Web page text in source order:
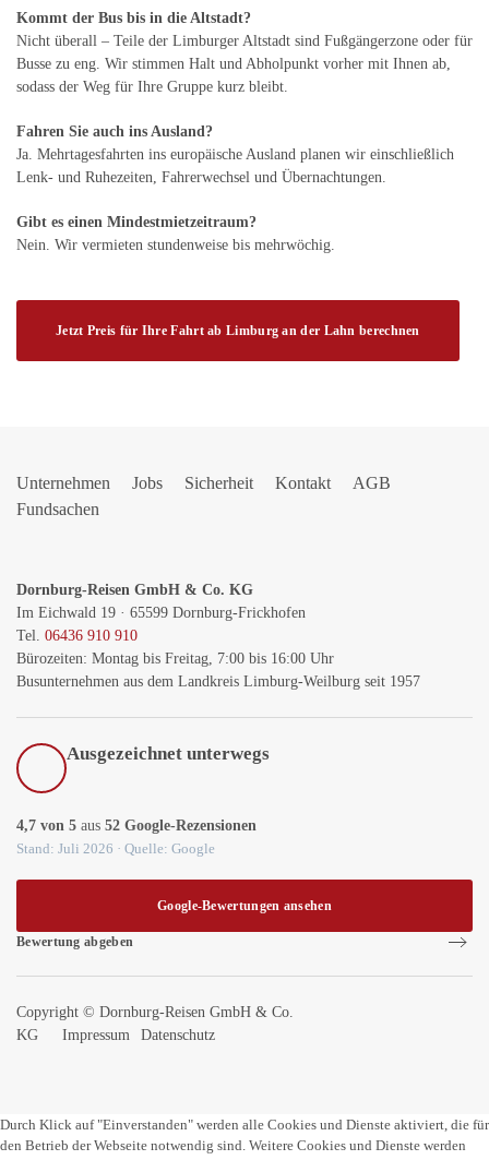
Kommt der Bus bis in die Altstadt?
Nicht überall – Teile der Limburger Altstadt sind Fußgängerzone oder für
Busse zu eng. Wir stimmen Halt und Abholpunkt vorher mit Ihnen ab,
sodass der Weg für Ihre Gruppe kurz bleibt.
Fahren Sie auch ins Ausland?
Ja. Mehrtagesfahrten ins europäische Ausland planen wir einschließlich
Lenk- und Ruhezeiten, Fahrerwechsel und Übernachtungen.
Gibt es einen Mindestmietzeitraum?
Nein. Wir vermieten stundenweise bis mehrwöchig.
Jetzt Preis für Ihre Fahrt ab Limburg an der Lahn berechnen
Unternehmen Jobs Sicherheit Kontakt
AGB
Fundsachen
Dornburg-Reisen GmbH & Co. KG
Im Eichwald 19 · 65599 Dornburg-Frickhofen
Tel. 06436 910 910
Bürozeiten: Montag bis Freitag, 7:00 bis 16:00 Uhr
Busunternehmen aus dem Landkreis Limburg-Weilburg seit 1957
Ausgezeichnet unterwegs
4,7 von 5 aus 52 Google-Rezensionen
Stand: Juli 2026 · Quelle: Google
Google-Bewertungen ansehen
Bewertung abgeben
Copyright © Dornburg-Reisen GmbH & Co.
KG
Impressum Datenschutz
Durch Klick auf "Einverstanden" werden alle Cookies und Dienste aktiviert, die für
den Betrieb der Webseite notwendig sind. Weitere Cookies und Dienste werden